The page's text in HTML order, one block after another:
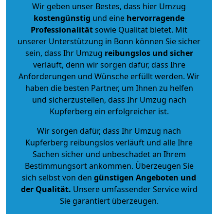
Wir geben unser Bestes, dass hier Umzug
kostengünstig und eine hervorragende
Professionalitätsowie Qualität bietet. Mit
unserer Unterstützung in Bonn können Sie sicher
sein, dass Ihr Umzug reibungslos und sicher
verläuft, denn wir sorgen dafür, dass Ihre
Anforderungen und Wünsche erfüllt werden. Wir
haben die besten Partner, um Ihnen zu helfen
und sicherzustellen, dass Ihr Umzug nach
Kupferberg ein erfolgreicher ist.
Wir sorgen dafür, dass Ihr Umzug nach
Kupferberg reibungslos verläuft und alle Ihre
Sachen sicher und unbeschadet an Ihrem
Bestimmungsort ankommen. Überzeugen Sie
sich selbst von den günstigen Angeboten und
der Qualität. Unsere umfassender Service wird
Sie garantiert überzeugen.